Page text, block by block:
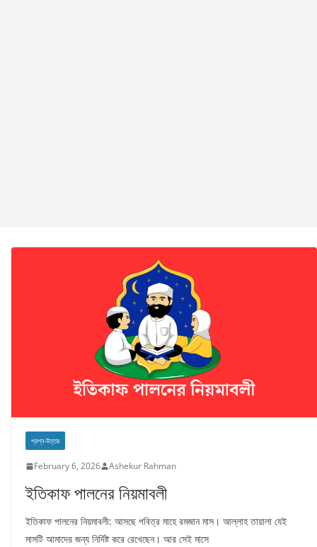
প্রশ্ন-উত্তর
February 6, 2026 Ashekur Rahman
ইতিকাফ পালনের নিয়মাবলী
ইতিকাফ পালনের নিয়মাবলী: আসছে পবিত্র মাহে রমজান মাস। আল্লাহ তায়ালা যেই
মাসটি আমাদের জন্য নির্দিষ্ট করে রেখেছেন। আর সেই মাসে